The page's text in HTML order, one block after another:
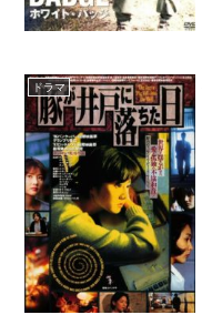
ドラマ